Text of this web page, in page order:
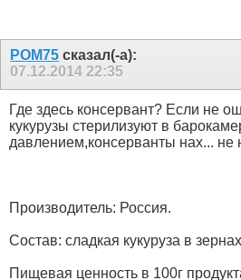
РОМ75 сказал(-а):
07.12.2014 22:35
Где здесь консервант? Если не
кукурузы стерилизуют в
давлением,консерванты нах... не
Производитель: Россия.
Состав: сладкая кукуруза в
Пищевая ценность в 100г